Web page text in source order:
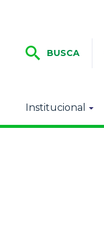
BUSCA
Institucional